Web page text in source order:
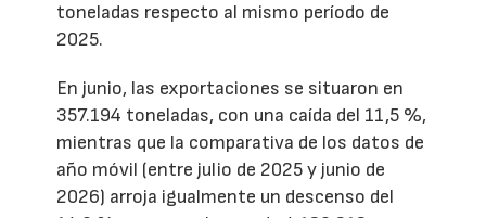
toneladas respecto al mismo período de
2025.
En junio, las exportaciones se situaron en
357.194 toneladas, con una caída del 11,5 %,
mientras que la comparativa de los datos de
año móvil (entre julio de 2025 y junio de
2026) arroja igualmente un descenso del